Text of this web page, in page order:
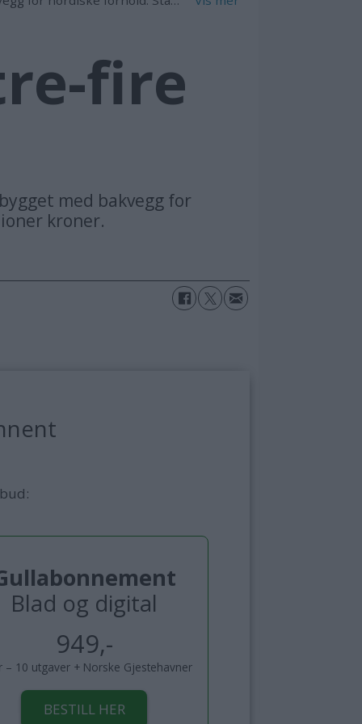
fire
med bakvegg for
kroner.
Blad og digital
949,-
– 10 utgaver + Norske Gjestehavner
BESTILL HER